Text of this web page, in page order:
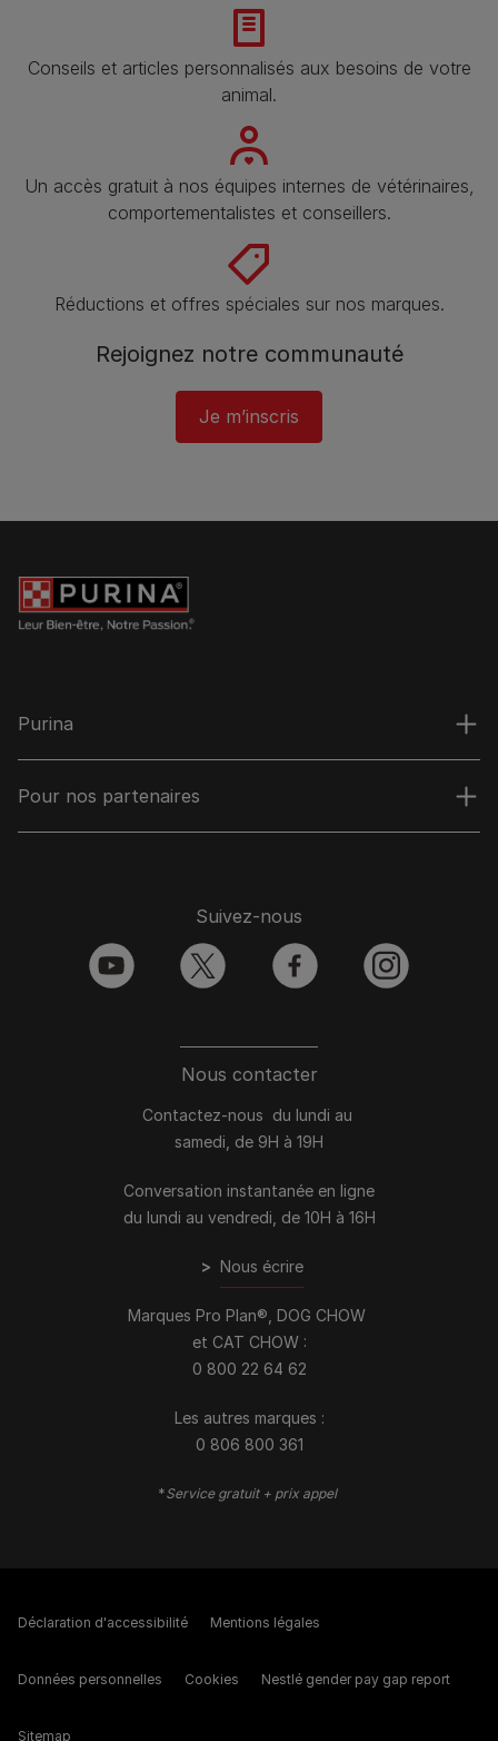
Conseils et articles personnalisés aux besoins de votre
animal​.
Un accès gratuit à nos équipes internes de vétérinaires,
comportementalistes et conseillers.
Réductions et offres spéciales sur nos marques.
Rejoignez notre communauté
Je m’inscris
Purina
Pour nos partenaires
Nous contacter
Contactez-nous du lundi au
samedi, de 9H à 19H
Conversation instantanée en ligne
du lundi au vendredi, de 10H à 16H
> Nous écrire
Marques Pro Plan®, DOG CHOW
et CAT CHOW :
0 800 22 64 62
Les autres marques :​
0 806 800 361
*Service gratuit + prix appel
Suivez-nous
youtube twitter facebook instagram
Déclaration d'accessibilité Mentions légales
Données personnelles Cookies Nestlé gender pay gap report
Sitemap